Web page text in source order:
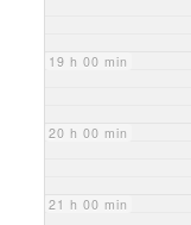
19 h 00 min
20 h 00 min
21 h 00 min